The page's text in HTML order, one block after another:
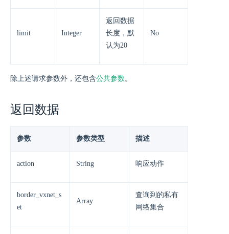
limit Integer
返回数据
长度，默
认为20
No
除上述请求参数外，还包含公共参数。
返回数据
参数 参数类型 描述
action String 响应动作
border_vxnet_s
et
Array
查询到的私有
网络集合